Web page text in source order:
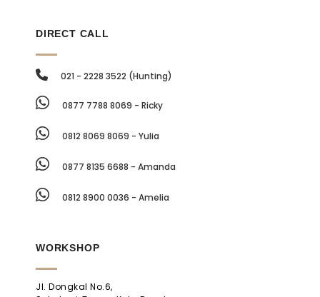
DIRECT CALL
021 - 2228 3522 (Hunting)
0877 7788 8069 - Ricky
0812 8069 8069 - Yulia
0877 8135 6688 - Amanda
0812 8900 0036 - Amelia
WORKSHOP
Jl. Dongkal No.6,